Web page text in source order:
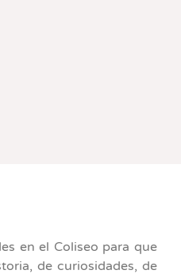
en el Coliseo para que
de curiosidades, de